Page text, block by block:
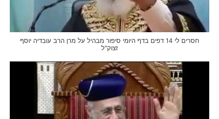
חסרים לי 14 דפים בדף היומי סיפור מבהיל על מרן הרב עובדיה יוסף
זצוק"ל